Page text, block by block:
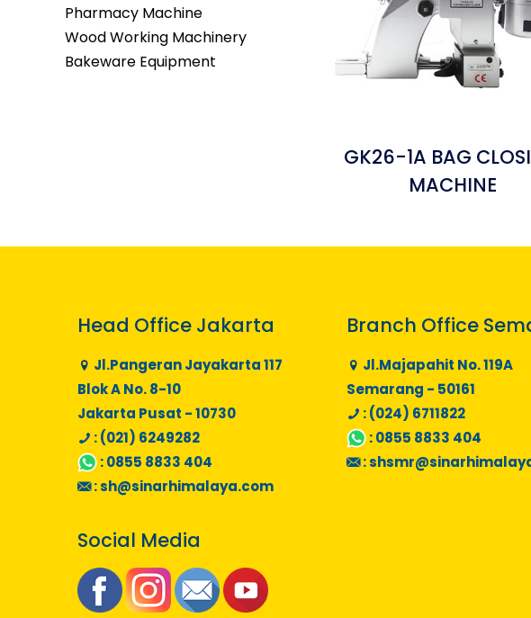
GK26-1A BAG
MACHINE
Pharmacy Machine
Wood Working Machinery
Bakeware Equipment
Head Office Jakarta
Jl.Pangeran Jayakarta 117
Blok A No. 8-10
Jakarta Pusat - 10730
: (021) 6249282
:0855 8833 404
:sh@sinarhimalaya.com
Branch Office
Jl.Majapahit No. 119A
Semarang - 50161
: (024) 6711822
:0855 8833 404
:
Social Media